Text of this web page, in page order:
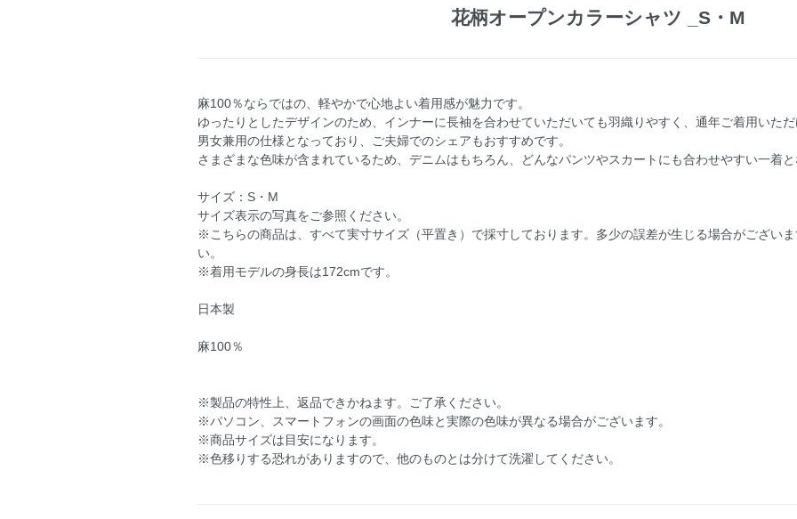
花柄オープンカラーシャツ _S・M
麻100％ならではの、軽やかで心地よい着用感が魅力です。
ゆったりとしたデザインのため、インナーに長袖を合わせていただいても羽織りやすく、通年ご着用いただ
男女兼用の仕様となっており、ご夫婦でのシェアもおすすめです。
さまざまな色味が含まれているため、デニムはもちろん、どんなパンツやスカートにも合わせやすい一着と
サイズ：S・M
サイズ表示の写真をご参照ください。
※こちらの商品は、すべて実寸サイズ（平置き）で採寸しております。多少の誤差が生じる場合がござい
い。
※着用モデルの身長は172cmです。
日本製
麻100％
※製品の特性上、返品できかねます。ご了承ください。
※パソコン、スマートフォンの画面の色味と実際の色味が異なる場合がございます。
※商品サイズは目安になります。
※色移りする恐れがありますので、他のものとは分けて洗濯してください。